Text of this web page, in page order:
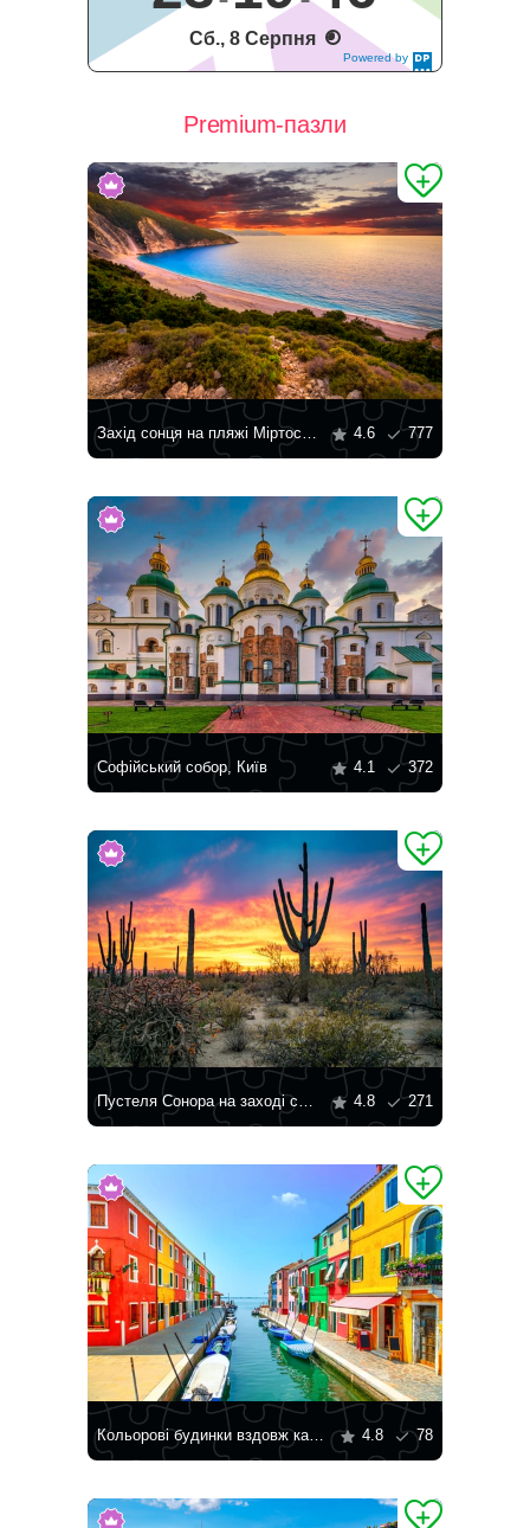
Powered by
DaysPedia.c
Сб., 8 Серпня
Premium-пазли
Захід сонця на пляжі Міртос у Греції 4.6 777
Софійський собор, Київ 4.1 372
Пустеля Сонора на заході сонця 4.8 271
Кольорові будинки вздовж каналу 4.8 78